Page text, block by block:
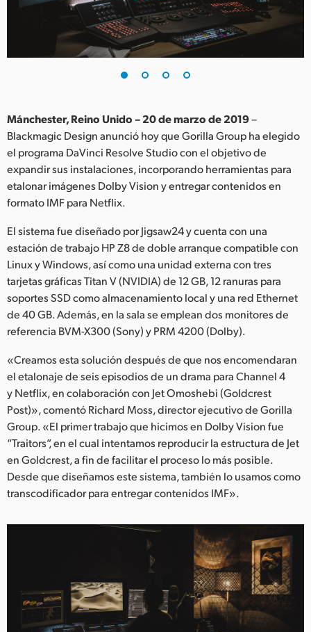
Germany
India
Italy
Japan
Korea
Mexico
Malaysia
Netherlands
New Zealand
Norway
Poland
Portugal
Singapore
South Africa
Turkey
UAE
Mánchester, Reino Unido – 20 de marzo de 2019–
Blackmagic Design anunció hoy que Gorilla Group ha elegido
el programa DaVinci Resolve Studio con el objetivo de
expandir sus instalaciones, incorporando herramientas para
etalonar imágenes Dolby Vision y entregar contenidos en
formato IMF para Netflix.
El sistema fue diseñado por Jigsaw24 y cuenta con una
estación de trabajo HP Z8 de doble arranque compatible con
Linux y Windows, así como una unidad externa con tres
tarjetas gráficas Titan V (NVIDIA) de 12 GB, 12 ranuras para
soportes SSD como almacenamiento local y una red Ethernet
de 40 GB. Además, en la sala se emplean dos monitores de
referencia BVM-X300 (Sony) y PRM 4200 (Dolby).
«Creamos esta solución después de que nos encomendaran
el etalonaje de seis episodios de un drama para Channel 4
y Netflix, en colaboración con Jet Omoshebi (Goldcrest
Post)», comentó Richard Moss, director ejecutivo de Gorilla
Group. «El primer trabajo que hicimos en Dolby Vision fue
“Traitors”, en el cual intentamos reproducir la estructura de Jet
en Goldcrest, a fin de facilitar el proceso lo más posible.
Desde que diseñamos este sistema, también lo usamos como
transcodificador para entregar contenidos IMF».